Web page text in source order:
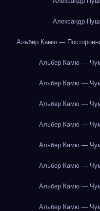
Александр
Альбер Камю —
Альбер Камю —
Альбер Камю —
Альбер Камю —
Альбер Камю —
Альбер Камю —
Альбер Камю —
Альбер Камю —
Альбер Камю —